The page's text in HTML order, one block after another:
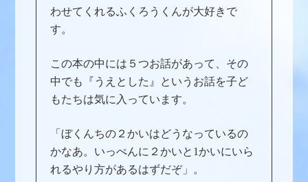
わせてくれるふくろうくんが大好きで
す。
この本の中には５つお話があって、その
中でも『うえとした』というお話を子ど
もたちは気に入っています。
「ぼくんちの２かいはどうなっているの
かなあ。いっぺんに２かいと1かいにいら
れるやり方があるはずだぞ」。